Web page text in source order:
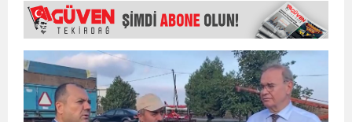
BAYRAMI DEĞİL, MÜCADELE GÜNÜDÜR”
15:35 ÇERKEZKÖY’ÜN CAN DAMARINDA “CANDAN”
DEĞİŞİM
12:32 YENİDEN REFAH PARTİSİ’NDE İKİ İLÇEYE İKİ
YENİ BAŞKAN ATANDI
17:43 6. GELENEKSEL KEŞKEK ŞENLİĞİNDE